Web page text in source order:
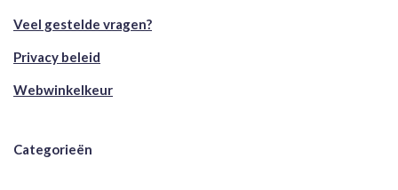
Veel gestelde vragen?
Privacy beleid
Webwinkelkeur
Categorieën